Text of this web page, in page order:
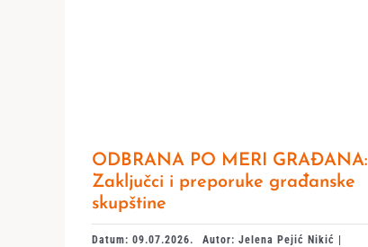
ODBRANA PO MERI GRAĐANA:
Zaključci i preporuke građanske
skupštine
Datum: 09.07.2026. Autor: Jelena Pejić Nikić |